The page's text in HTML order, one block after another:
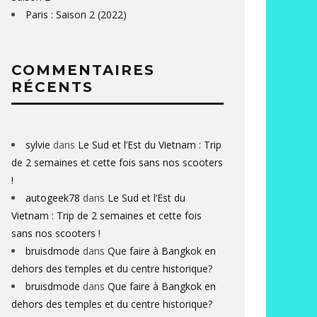
Paris : Saison 2 (2022)
COMMENTAIRES
RÉCENTS
sylvie dans Le Sud et l’Est du Vietnam : Trip
de 2 semaines et cette fois sans nos scooters
!
autogeek78 dans Le Sud et l’Est du
Vietnam : Trip de 2 semaines et cette fois
sans nos scooters !
bruisdmode dans Que faire à Bangkok en
dehors des temples et du centre historique?
bruisdmode dans Que faire à Bangkok en
dehors des temples et du centre historique?